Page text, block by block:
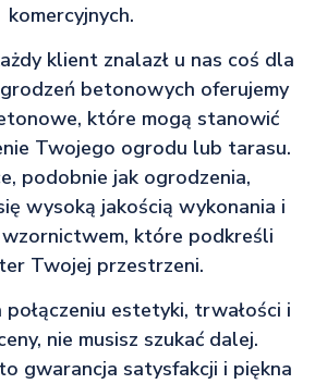
komercyjnych.
klient znalazł u nas coś dla
betonowych oferujemy
które mogą stanowić
Twojego ogrodu lub tarasu.
podobnie jak ogrodzenia,
wysoką jakością wykonania i
które podkreśli
Twojej przestrzeni.
połączeniu estetyki, trwałości i
nie musisz szukać dalej.
gwarancja satysfakcji i piękna